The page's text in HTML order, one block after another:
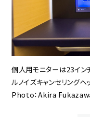
個人用モニターは23イン
ルノイズキャンセリングヘ
Photo：Akira